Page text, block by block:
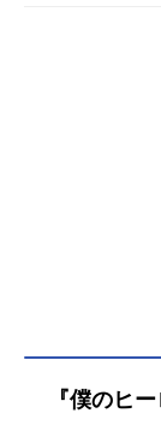
『僕のヒ